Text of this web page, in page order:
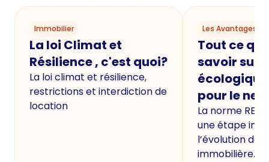
Immobilier
La loi Climat et
Résilience , c'est quoi?
La loi climat et résilience,
restrictions et interdiction de
location
Les Avantages
Tout ce
savoir sur
écologique
pour le
La norme
une étape
l’évolution de
immobilière.